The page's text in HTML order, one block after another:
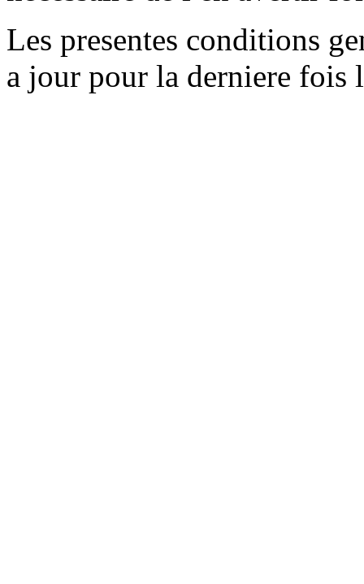
Les presentes conditions
a jour pour la derniere fois